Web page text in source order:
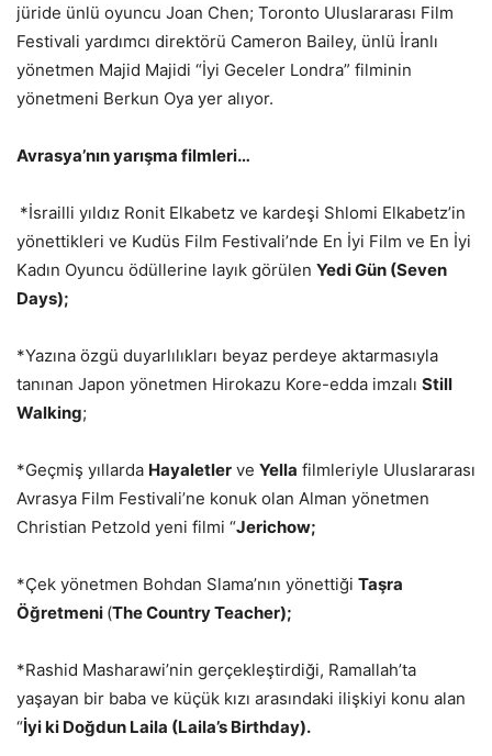
jüride ünlü oyuncu Joan Chen; Toronto Uluslararası Film
Festivali yardımcı direktörü Cameron Bailey, ünlü İranlı
yönetmen Majid Majidi “İyi Geceler Londra” filminin
yönetmeni Berkun Oya yer alıyor.
Avrasya’nın yarışma filmleri…
*İsrailli yıldız Ronit Elkabetz ve kardeşi Shlomi Elkabetz’in
yönettikleri ve Kudüs Film Festivali’nde En İyi Film ve En İyi
Kadın Oyuncu ödüllerine layık görülen Yedi Gün (Seven
Days);
*Yazına özgü duyarlılıkları beyaz perdeye aktarmasıyla
tanınan Japon yönetmen Hirokazu Kore-edda imzalı Still
Walking;
*Geçmiş yıllarda Hayaletler ve Yella filmleriyle Uluslararası
Avrasya Film Festivali’ne konuk olan Alman yönetmen
Christian Petzold yeni filmi “Jerichow;
*Çek yönetmen Bohdan Slama’nın yönettiği Taşra
Öğretmeni (The Country Teacher);
*Rashid Masharawi’nin gerçekleştirdiği, Ramallah’ta
yaşayan bir baba ve küçük kızı arasındaki ilişkiyi konu alan
“İyi ki Doğdun Laila (Laila’s Birthday).